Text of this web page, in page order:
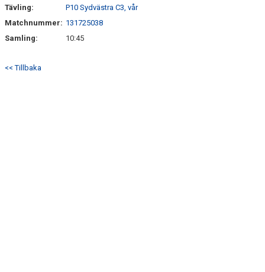
Tävling:
P10 Sydvästra C3, vår
Matchnummer: 131725038
Samling:
10:45
<< Tillbaka